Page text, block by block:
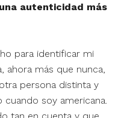
autenticidad más
para identificar mi
ahora más que nunca,
persona distinta y
soy americana.